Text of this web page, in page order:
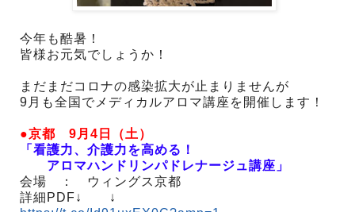
今年も酷暑！
皆様お元気でしょうか！
まだまだコロナの感染拡大が止まりませんが
9月も全国でメディカルアロマ講座を開催します！
●京都 9月4日（土）
「看護力、介護力を高める！
アロマハンドリンパドレナージュ講座」
会場 ： ウィングス京都
詳細PDF↓ ↓